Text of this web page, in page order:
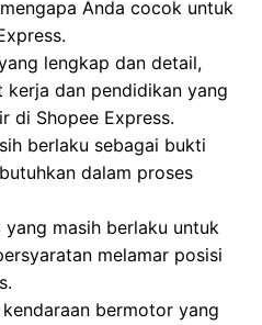
Anda cocok untuk
lengkap dan detail,
kerja dan pendidikan yang
di Shopee Express.
berlaku sebagai bukti
dalam proses
masih berlaku untuk
melamar posisi
bermotor yang